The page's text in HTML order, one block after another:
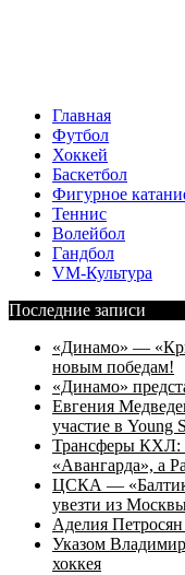
Главная
Футбол
Хоккей
Баскетбол
Фигурное
Теннис
Волейбол
Гандбол
VM-Культура
Последние записи
«Динамо» —
новым победам!
«Динамо»
Евгения
участие в Young
Трансферы КХЛ:
«Авангарда», а
ЦСКА —
увезти из
Аделия
Указом
хоккея